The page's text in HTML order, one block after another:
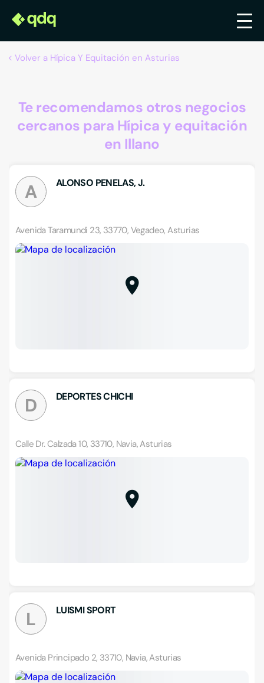
Volver a Hípica Y Equitación en Asturias
Te recomendamos otros negocios
cercanos para Hípica y equitación
en Illano
A ALONSO PENELAS, J.
Avenida Taramundi 23, 33770, Vegadeo, Asturias
D DEPORTES CHICHI
Calle Dr. Calzada 10, 33710, Navia, Asturias
L LUISMI SPORT
Avenida Principado 2, 33710, Navia, Asturias